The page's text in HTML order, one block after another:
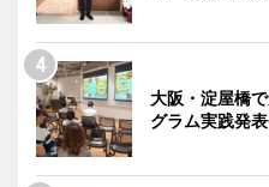
大阪・淀屋橋
グラム実践発